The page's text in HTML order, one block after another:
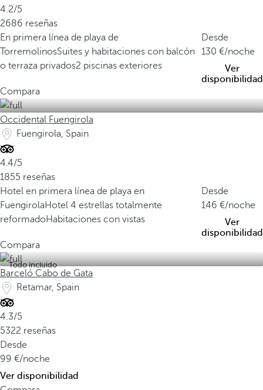
4.2/5
2686 reseñas
En primera línea de playa de
TorremolinosSuites y habitaciones con balcón
o terraza privados2 piscinas exteriores
Desde
130
/noche
Ver
disponibilidad
Compara
Occidental Fuengirola
Fuengirola, Spain
4.4/5
1855 reseñas
Hotel en primera línea de playa en
FuengirolaHotel 4 estrellas totalmente
reformadoHabitaciones con vistas
Desde
146
/noche
Ver
disponibilidad
Compara
Todo incluido
Barceló Cabo de Gata
Retamar, Spain
4.3/5
5322 reseñas
Desde
99
/noche
Ver disponibilidad